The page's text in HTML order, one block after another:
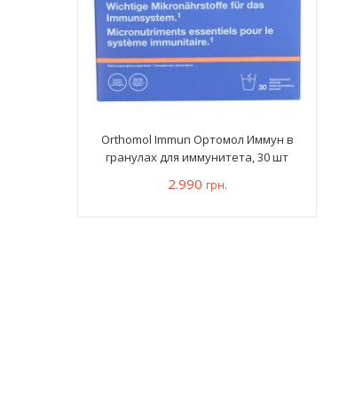
Orthomol Immun Ортомол Иммун в
гранулах для иммунитета, 30 шт
2.990 грн.